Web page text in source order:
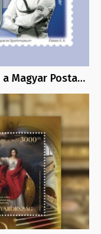
Magyar Posta…